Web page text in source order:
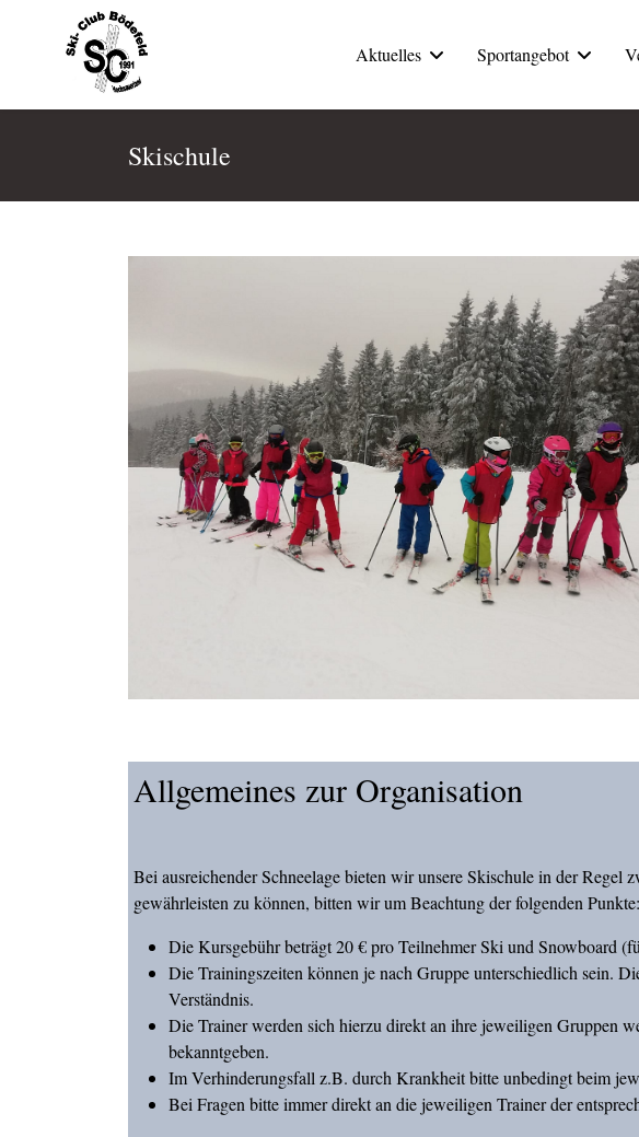
Aktuelles Sportangebot
Skischule
Allgemeines zur Organisation
Bei ausreichender Schneelage bieten wir unsere Skischule in der
gewährleisten zu können, bitten wir um Beachtung der folgenden Punkte:
Die Kursgebühr beträgt 20 € pro Teilnehmer Ski und Snowboard
Die Trainingszeiten können je nach Gruppe unterschiedlich sein.
Verständnis.
Die Trainer werden sich hierzu direkt an ihre jeweiligen Gruppen
bekanntgeben.
Im Verhinderungsfall z.B. durch Krankheit bitte unbedingt beim
Bei Fragen bitte immer direkt an die jeweiligen Trainer der